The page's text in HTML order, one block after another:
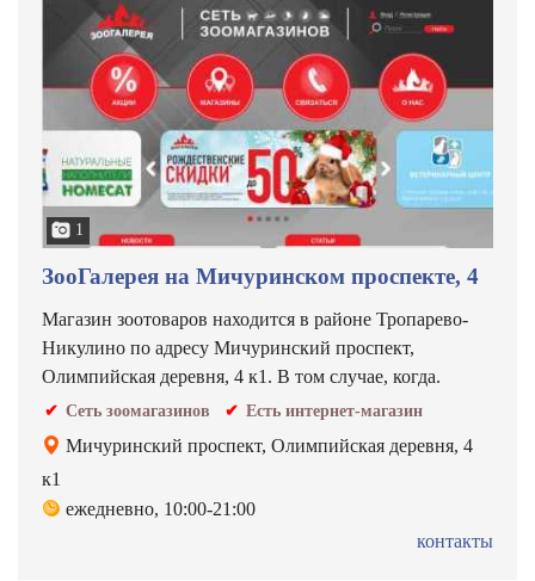
1
ЗооГалерея на Мичуринском проспекте, 4
Магазин зоотоваров находится в районе Тропарево-
Никулино по адресу Мичуринский проспект,
Олимпийская деревня, 4 к1. В том случае, когда.
Сеть зоомагазинов Есть интернет-магазин
Мичуринский проспект, Олимпийская деревня, 4
к1
ежедневно, 10:00-21:00
контакты